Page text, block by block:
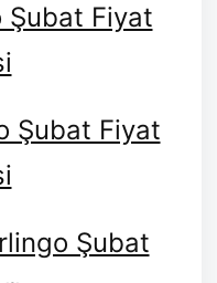
Şubat Fiyat
Şubat Fiyat
Şubat